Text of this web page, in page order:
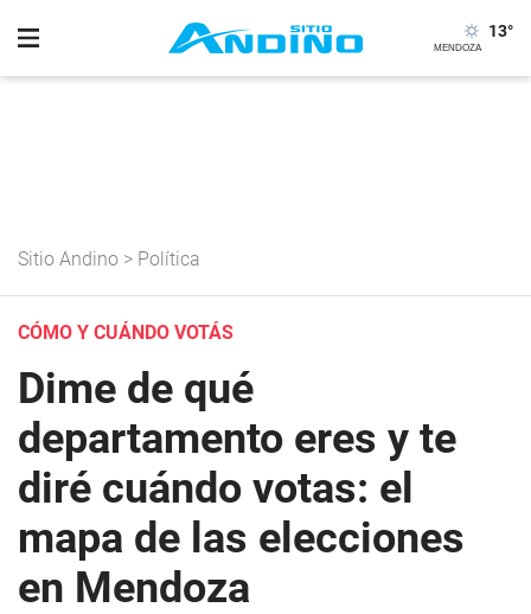
13°
Sitio Andino > Política
CÓMO Y CUÁNDO VOTÁS
Dime de qué
departamento eres y te
diré cuándo votas: el
mapa de las elecciones
en Mendoza